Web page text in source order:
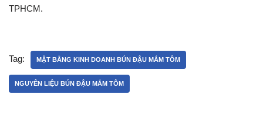
TPHCM.
Tag: MẶT BẰNG KINH DOANH BÚN ĐẬU MẮM TÔM
NGUYÊN LIỆU BÚN ĐẬU MẮM TÔM